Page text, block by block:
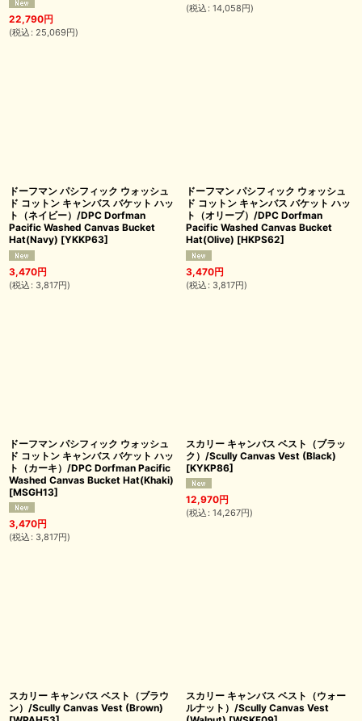
22,790円
(税込 : 25,069円)
(税込 : 14,058円)
ドーフマン パシフィック ウォッシュ
ド コットン キャンバス バケット ハッ
ト（ネイビー）/DPC Dorfman
Pacific Washed Canvas Bucket
Hat(Navy) [YKKP63]
3,470円
(税込 : 3,817円)
ドーフマン パシフィック ウォッシュ
ド コットン キャンバス バケット ハッ
ト（オリーブ）/DPC Dorfman
Pacific Washed Canvas Bucket
Hat(Olive) [HKPS62]
3,470円
(税込 : 3,817円)
ドーフマン パシフィック ウォッシュ
ド コットン キャンバス バケット ハッ
ト（カーキ）/DPC Dorfman Pacific
Washed Canvas Bucket Hat(Khaki)
[MSGH13]
3,470円
(税込 : 3,817円)
スカリー キャンバス ベスト（ブラッ
ク）/Scully Canvas Vest (Black)
[KYKP86]
12,970円
(税込 : 14,267円)
スカリー キャンバス ベスト（ブラウ
ン）/Scully Canvas Vest (Brown)
スカリー キャンバス ベスト（ウォー
ルナット）/Scully Canvas Vest